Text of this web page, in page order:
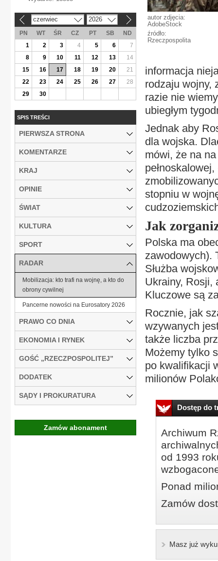
autor zdjęcia:
AdobeStock
źródło:
Rzeczpospolita
informacja
rodzaju wojny,
razie nie
ubiegłym
Jednak aby
dla wojska.
mówi, że na
stopniu w
Jak
Polska ma
zawodowych).
Służba
Ukrainy, Rosji,
Kluczowe są
Rocznie, jak
wzywanych
także liczba
Możemy tylko
po kwalifikacji
milionów
Dostęp do
Archiwum
od 1993
Ponad
Zamów
Masz już
czerwiec 2026
PN WT ŚR CZ PT SB
ND
1
2 3 4 5 6
7
8
9 10 11 12 13
14
15
16 17 18 19 20
21
22
23 24 25 26 27
28
29
30
SPIS TREŚCI
PIERWSZA STRONA
KOMENTARZE
KRAJ
OPINIE
ŚWIAT
KULTURA
SPORT
RADAR
Mobilizacja: kto trafi na wojnę, a kto do
obrony cywilnej
Pancerne nowości na Eurosatory 2026
PRAWO CO DNIA
EKONOMIA I RYNEK
GOŚĆ „RZECZPOSPOLITEJ”
DODATEK
SĄDY I PROKURATURA
Zamów abonament